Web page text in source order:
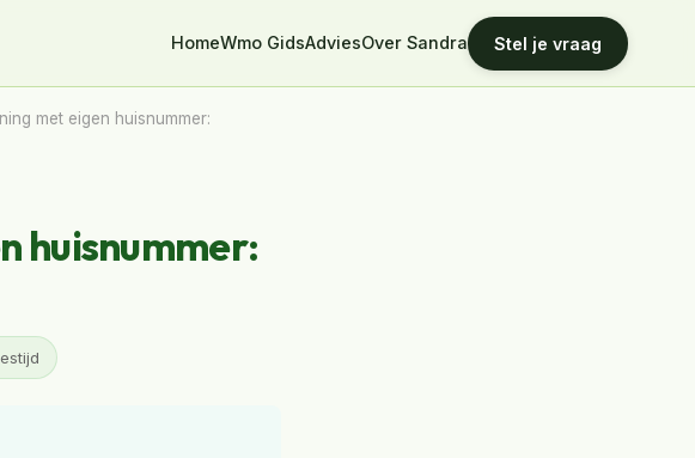
HomeWmo GidsAdviesOver Sandra Stel je vraag
met eigen huisnummer:
huisnummer: